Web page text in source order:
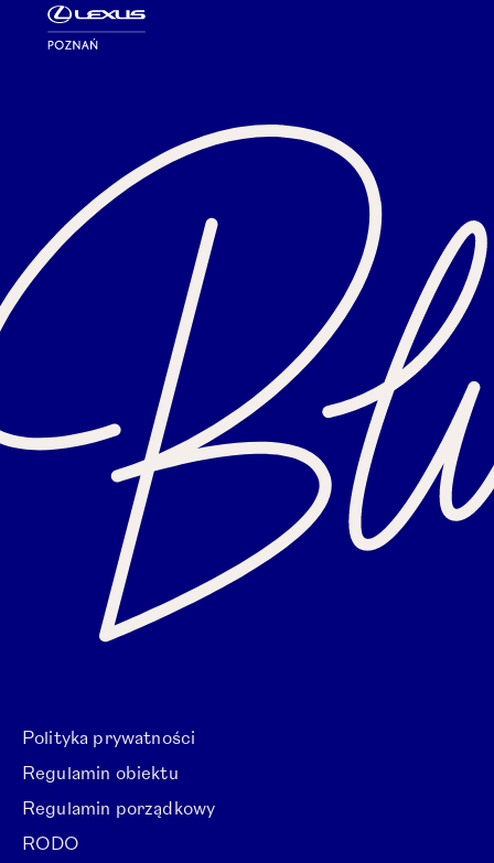
Polityka prywatności
Regulamin obiektu
Regulamin porządkowy
RODO